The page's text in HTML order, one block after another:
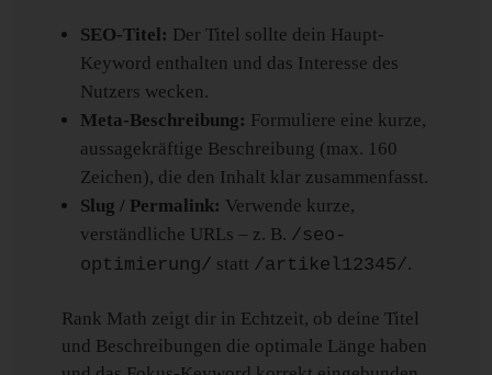
SEO-Titel: Der Titel sollte dein Haupt-
Keyword enthalten und das Interesse des
Nutzers wecken.
Meta-Beschreibung: Formuliere eine kurze,
aussagekräftige Beschreibung (max. 160
Zeichen), die den Inhalt klar zusammenfasst.
Slug / Permalink: Verwende kurze,
verständliche URLs – z. B. /seo-
optimierung/ statt /artikel12345/.
Rank Math zeigt dir in Echtzeit, ob deine Titel
und Beschreibungen die optimale Länge haben